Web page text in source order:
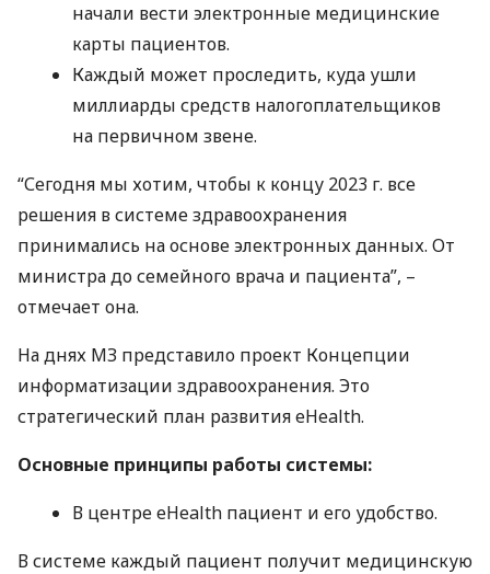
начали вести электронные медицинские
карты пациентов.
Каждый может проследить, куда ушли
миллиарды средств налогоплательщиков
на первичном звене.
“Сегодня мы хотим, чтобы к концу 2023 г. все
решения в системе здравоохранения
принимались на основе электронных данных. От
министра до семейного врача и пациента”, –
отмечает она.
На днях МЗ представило проект Концепции
информатизации здравоохранения. Это
стратегический план развития eHealth.
Основные принципы работы системы:
В центре eHealth пациент и его удобство.
В системе каждый пациент получит медицинскую